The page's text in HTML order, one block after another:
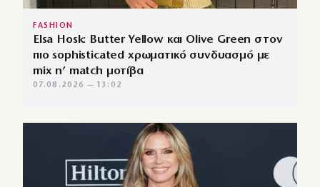
FASHION
Elsa Hosk: Butter Yellow και Olive Green στον
πιο sophisticated χρωματικό συνδυασμό με
mix n’ match μοτίβα
07.08.2026 — 13:02